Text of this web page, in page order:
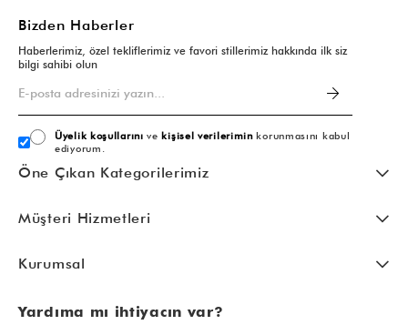
Bizden Haberler
Haberlerimiz, özel tekliflerimiz ve favori stillerimiz hakkında ilk siz
bilgi sahibi olun
Üyelik koşullarını vekişisel verileriminkorunmasını kabul
ediyorum.
Öne Çıkan Kategorilerimiz
Müşteri Hizmetleri
Kurumsal
Yardıma mı ihtiyacın var?